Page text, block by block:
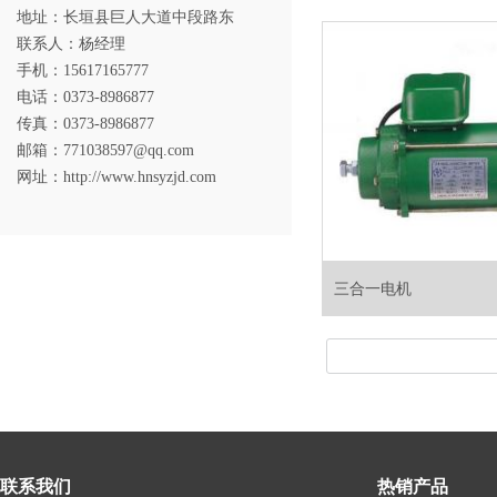
地址：长垣县巨人大道中段路东
联系人：杨经理
手机：15617165777
电话：0373-8986877
传真：0373-8986877
邮箱： 771038597@qq.com
网址： http://www.hnsyzjd.com
三合一电机
联系我们 热销产品